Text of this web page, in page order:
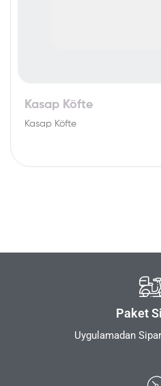
Kasap Köfte
Kasap Köfte
Paket
Uygulamadan